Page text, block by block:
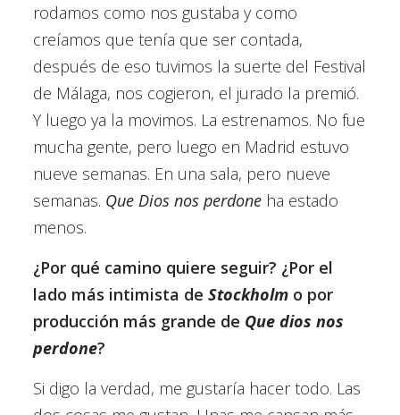
rodamos como nos gustaba y como
creíamos que tenía que ser contada,
después de eso tuvimos la suerte del Festival
de Málaga, nos cogieron, el jurado la premió.
Y luego ya la movimos. La estrenamos. No fue
mucha gente, pero luego en Madrid estuvo
nueve semanas. En una sala, pero nueve
semanas. Que Dios nos perdoneha estado
menos.
¿Por qué camino quiere seguir? ¿Por el
lado más intimista de Stockholmo por
producción más grande de Que dios nos
perdone?
Si digo la verdad, me gustaría hacer todo. Las